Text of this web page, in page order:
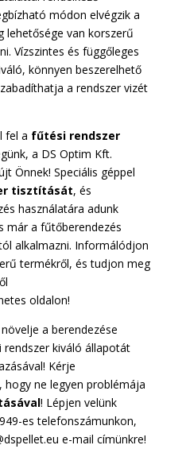
módon elvégzik a
van korszerű
Vízszintes és függőleges
könnyen beszerelhető
a rendszer vizét
fel a fűtési rendszer
a DS Optim Kft.
Önnek! Speciális géppel
tisztítását, és
használatára adunk
már a fűtőberendezés
alkalmazni. Informálódjon
termékről, és tudjon meg
oldalon!
a berendezése
kiváló állapotát
Kérje
hogy ne legyen problémája
! Lépjen velünk
es telefonszámunkon,
e-mail címünkre!